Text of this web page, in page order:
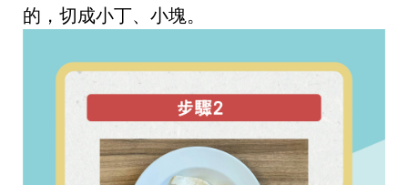
的，切成小丁、小塊。